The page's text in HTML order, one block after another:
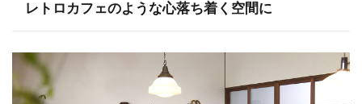
レトロカフェのような心落ち着く空間に